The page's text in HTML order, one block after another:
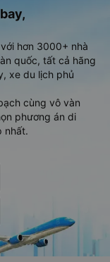
hơn 3000+ nhà
quốc, tất cả hãng
xe du lịch phủ
cùng vô vàn
phương án di
nhất.